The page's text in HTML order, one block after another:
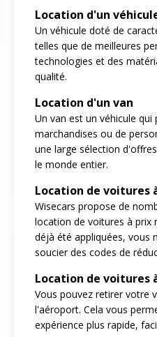
Location d'un
Un véhicule doté de
telles que de meilleures
technologies et des
qualité.
Location d'un van
Un van est un véhicule
marchandises ou de
une large sélection
le monde entier.
Location de voitures
Wisecars propose de
location de voitures à prix
déjà été appliquées, vous
soucier des codes de
Location de voitures
Vous pouvez retirer votre
l'aéroport. Cela vous
expérience plus rapide,